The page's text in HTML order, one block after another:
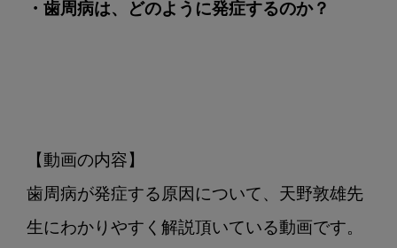
・歯周病は、どのように発症するのか？
【動画の内容】
歯周病が発症する原因について、天野敦雄先
生にわかりやすく解説頂いている動画です。